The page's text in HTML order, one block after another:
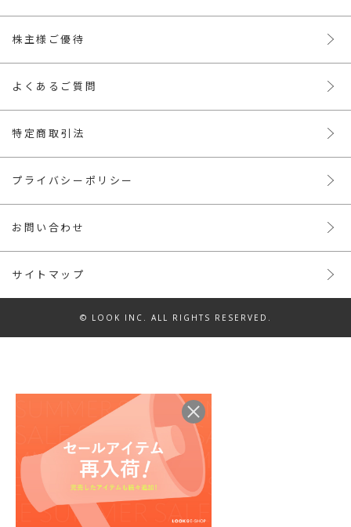
株主様ご優待
よくあるご質問
特定商取引法
プライバシーポリシー
お問い合わせ
サイトマップ
© LOOK INC. ALL RIGHTS RESERVED.